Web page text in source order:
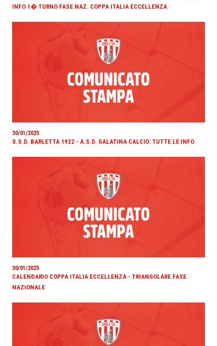
INFO 1� TURNO FASE NAZ. COPPA ITALIA ECCELLENZA
30/01/2025
S.S.D. BARLETTA 1922 - A.S.D. GALATINA CALCIO: TUTTE LE INFO
30/01/2025
CALENDARIO COPPA ITALIA ECCELLENZA - TRIANGOLARE FASE
NAZIONALE